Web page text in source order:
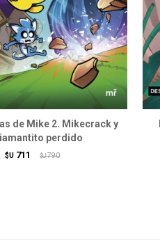
de Mike 2. Mikecrack y
perdido
$U 711 $U 790